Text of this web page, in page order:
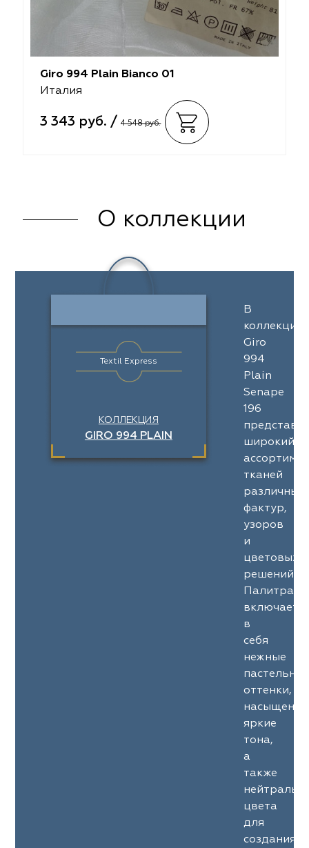
Giro 994 Plain Bianco 01
Италия
3 343 руб. /4 548 руб.
О коллекции
Textil Express
КОЛЛЕКЦИЯ
GIRO 994 PLAIN
В
коллекции
Giro
994
Plain
Senape
196
широкий
тканей
различных
фактур,
узоров
и
цветовых
решений.
Палитра
включает
в
себя
нежные
оттенки,
яркие
тона,
а
также
цвета
для
создания